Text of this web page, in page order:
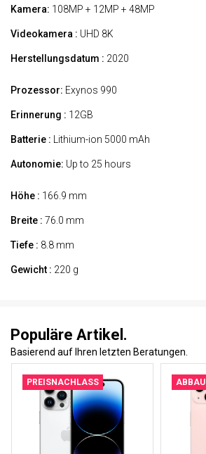
Kamera: 108MP + 12MP + 48MP
Videokamera : UHD 8K
Herstellungsdatum : 2020
Prozessor: Exynos 990
Erinnerung : 12GB
Batterie : Lithium-ion 5000 mAh
Autonomie: Up to 25 hours
Höhe : 166.9 mm
Breite : 76.0 mm
Tiefe : 8.8 mm
Gewicht : 220 g
Populäre Artikel.
Basierend auf Ihren letzten Beratungen.
PREISNACHLASS ABBAU